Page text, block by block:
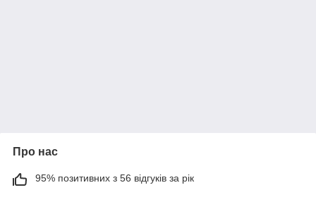
Про нас
95% позитивних з 56 відгуків за рік